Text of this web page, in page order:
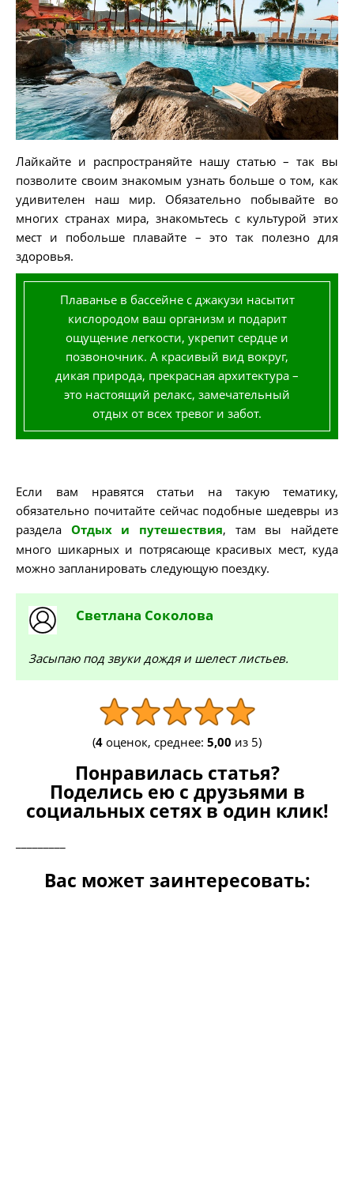
Лайкайте и распространяйте нашу статью – так вы
позволите своим знакомым узнать больше о том, как
удивителен наш мир. Обязательно побывайте во
многих странах мира, знакомьтесь с культурой этих
мест и побольше плавайте – это так полезно для
здоровья.
Плаванье в бассейне с джакузи насытит
кислородом ваш организм и подарит
ощущение легкости, укрепит сердце и
позвоночник. А красивый вид вокруг,
дикая природа, прекрасная архитектура –
это настоящий релакс, замечательный
отдых от всех тревог и забот.
Если вам нравятся статьи на такую тематику,
обязательно почитайте сейчас подобные шедевры из
раздела Отдых и путешествия, там вы найдете
много шикарных и потрясающе красивых мест, куда
можно запланировать следующую поездку.
Светлана Соколова
Засыпаю под звуки дождя и шелест листьев.
(4 оценок, среднее: 5,00 из 5)
Понравилась статья?
Поделись ею с друзьями в
социальных сетях в один клик!
Вас может заинтересовать: